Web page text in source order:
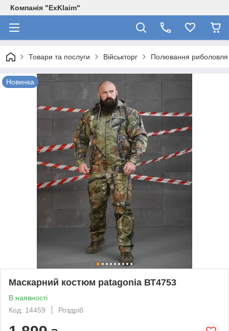
Компанія "ExKlaim"
Товари та послуги Військторг Полювання риболовля
Новинка
Маскарний костюм patagonia ВТ4753
В наявності
Код: 14459
Роздріб